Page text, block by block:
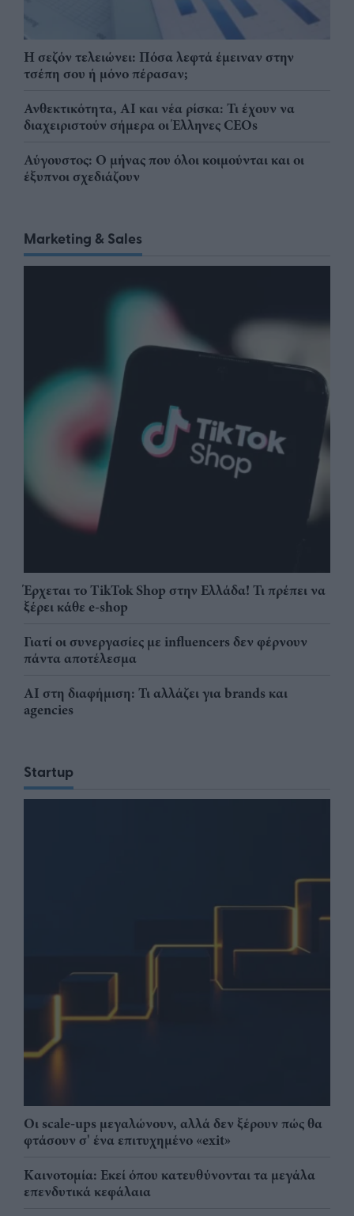
Η σεζόν τελειώνει: Πόσα λεφτά έμειναν στην
τσέπη σου ή μόνο πέρασαν;
Ανθεκτικότητα, AI και νέα ρίσκα: Τι έχουν να
διαχειριστούν σήμερα οι Έλληνες CEOs
Αύγουστος: Ο μήνας που όλοι κοιμούνται και οι
έξυπνοι σχεδιάζουν
Marketing & Sales
Έρχεται το TikTok Shop στην Ελλάδα! Τι πρέπει να
ξέρει κάθε e-shop
Γιατί οι συνεργασίες με influencers δεν φέρνουν
πάντα αποτέλεσμα
AI στη διαφήμιση: Τι αλλάζει για brands και
agencies
Startup
Οι scale-ups μεγαλώνουν, αλλά δεν ξέρουν πώς θα
φτάσουν σ' ένα επιτυχημένο «exit»
Καινοτομία: Εκεί όπου κατευθύνονται τα μεγάλα
επενδυτικά κεφάλαια